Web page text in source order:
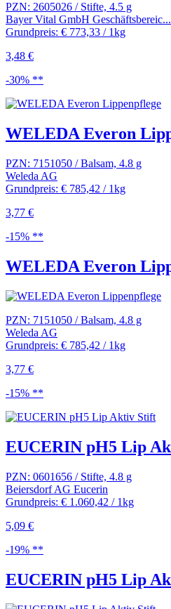
PZN: 2605026 / Stifte, 4.5 g
Bayer Vital GmbH Geschäftsbereic...
Grundpreis: € 773,33 / 1kg
3,48 €
-30% **
WELEDA Everon
PZN: 7151050 / Balsam, 4.8 g
Weleda AG
Grundpreis: € 785,42 / 1kg
3,77 €
-15% **
WELEDA Everon
PZN: 7151050 / Balsam, 4.8 g
Weleda AG
Grundpreis: € 785,42 / 1kg
3,77 €
-15% **
EUCERIN pH5 Lip
PZN: 0601656 / Stifte, 4.8 g
Beiersdorf AG Eucerin
Grundpreis: € 1.060,42 / 1kg
5,09 €
-19% **
EUCERIN pH5 Lip